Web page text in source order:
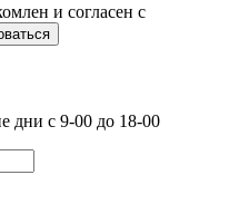
и согласен с
дни с 9-00 до 18-00